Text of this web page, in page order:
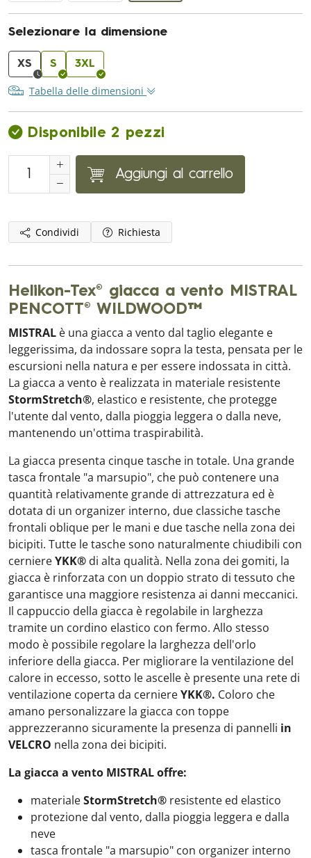
Selezionare la dimensione
XS S 3XL
Tabella delle dimensioni
Disponibile 2 pezzi
Aggiungi al carrello
Condividi Richiesta
Helikon-Tex® giacca a vento MISTRAL
PENCOTT® WILDWOOD™
MISTRAL è una giacca a vento dal taglio elegante e
leggerissima, da indossare sopra la testa, pensata per le
escursioni nella natura e per essere indossata in città.
La giacca a vento è realizzata in materiale resistente
StormStretch®, elastico e resistente, che protegge
l'utente dal vento, dalla pioggia leggera o dalla neve,
mantenendo un'ottima traspirabilità.
La giacca presenta cinque tasche in totale. Una grande
tasca frontale "a marsupio", che può contenere una
quantità relativamente grande di attrezzatura ed è
dotata di un organizer interno, due classiche tasche
frontali oblique per le mani e due tasche nella zona dei
bicipiti. Tutte le tasche sono naturalmente chiudibili con
cerniereYKK® di alta qualità. Nella zona dei gomiti, la
giacca è rinforzata con un doppio strato di tessuto che
garantisce una maggiore resistenza ai danni meccanici.
Il cappuccio della giacca è regolabile in larghezza
tramite un cordino elastico con fermo. Allo stesso
modo è possibile regolare la larghezza dell'orlo
inferiore della giacca. Per migliorare la ventilazione del
calore in eccesso, sotto le ascelle è presente una rete di
ventilazione coperta da cerniereYKK®. Coloro che
amano personalizzare la giacca con toppe
apprezzeranno sicuramente la presenza di pannelli in
VELCRO nella zona dei bicipiti.
La giacca a vento MISTRAL offre:
materialeStormStretch® resistente ed elastico
protezione dal vento, dalla pioggia leggera e dalla
neve
tasca frontale "a marsupio" con organizer interno